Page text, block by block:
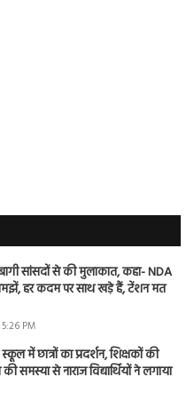
बागी सांसदों से की मुलाकात, कहा- NDA
हर कदम पर साथ खड़े हैं, टेंशन मत
PM
में छात्रों का प्रदर्शन, शिक्षकों की
समस्या से नाराज विद्यार्थियों ने लगाया